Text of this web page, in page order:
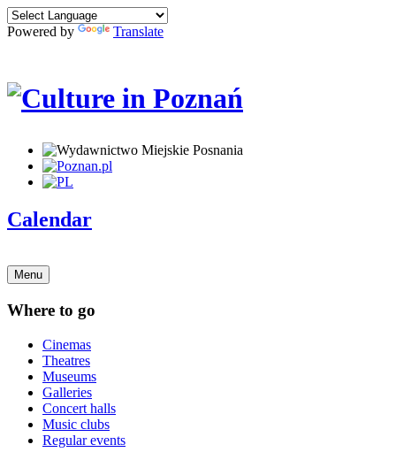
Powered by Translate
Calendar
Menu
Where to go
Cinemas
Theatres
Museums
Galleries
Concert halls
Music clubs
Regular events